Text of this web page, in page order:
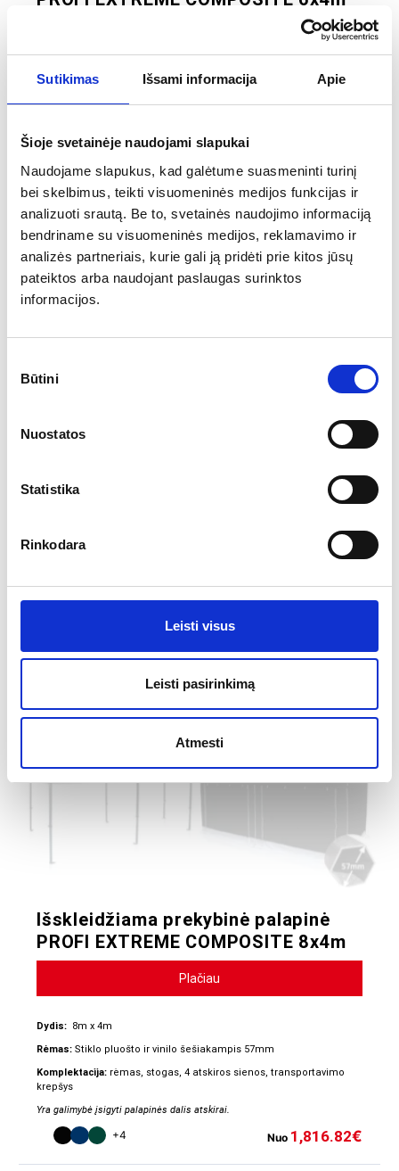
Sutikimas Išsami informacija Apie
Šioje svetainėje naudojami slapukai
Naudojame slapukus, kad galėtume suasmeninti turinį
bei skelbimus, teikti visuomeninės medijos funkcijas ir
analizuoti srautą. Be to, svetainės naudojimo informaciją
bendriname su visuomeninės medijos, reklamavimo ir
analizės partneriais, kurie gali ją pridėti prie kitos jūsų
pateiktos arba naudojant paslaugas surinktos
informacijos.
pasirinkimas
Būtini
Nuostatos
Statistika
Rinkodara
Leisti visus
Leisti pasirinkimą
Atmesti
Dydis:6m x 4m
Rėmas:Stiklo pluošto ir vinilo šešiakampis 57mm
krepšys
Yra galimybė įsigyti palapinės dalis atskirai.
+4 Nuo 1,424.78 €
Išskleidžiama prekybinė palapinė
PROFI EXTREME COMPOSITE 6x3m
Komplektacija:rėmas, stogas, 4 atskiros sienos, transportavimo
+4 1,226.94€
Išskleidžiama prekybinė palapinė
PROFI EXTREME COMPOSITE 8x4m
Plačiau
Dydis: 8m x 4m
Rėmas: Stiklo pluošto ir vinilo šešiakampis 57mm
Komplektacija: rėmas, stogas, 4 atskiros sienos, transportavimo
krepšys
Yra galimybė įsigyti palapinės dalis atskirai.
+4 Nuo 1,816.82€